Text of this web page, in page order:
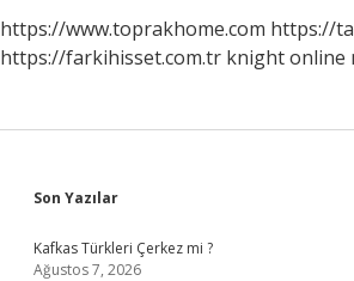
https://www.toprakhome.com https://
https://farkihisset.com.tr knight online
Sidebar
Son Yazılar
Kafkas Türkleri Çerkez mi ?
Ağustos 7, 2026